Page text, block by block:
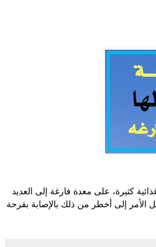
كثيرة، على معدة فارغة إلى العديد
إلى أخطر من ذلك بالإصابة بقرحة